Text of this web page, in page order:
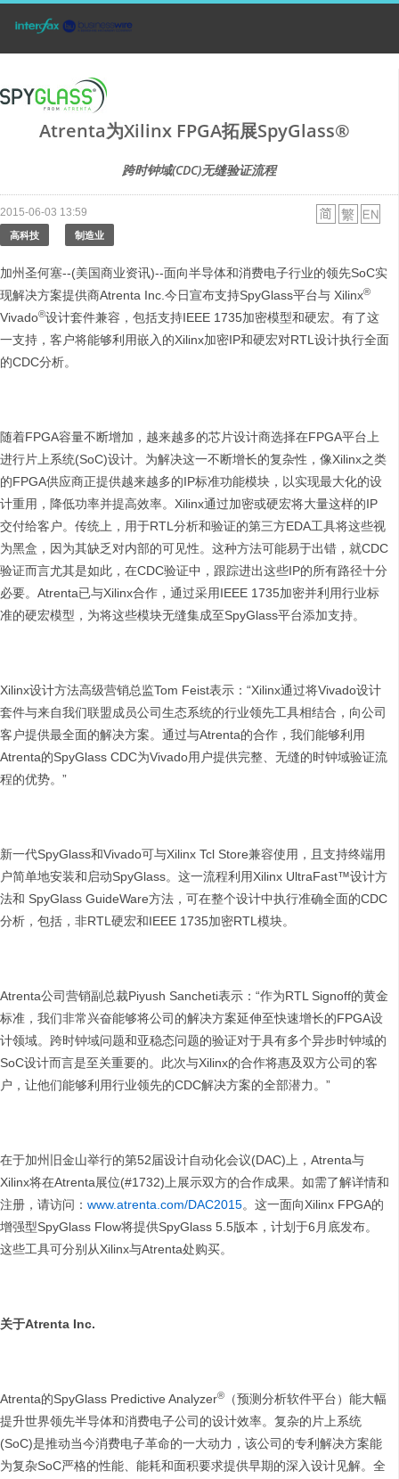
Atrenta为Xilinx FPGA拓展SpyGlass®
跨时钟域(CDC)无缝验证流程
2015-06-03 13:59
高科技 制造业
加州圣何塞--(美国商业资讯)--面向半导体和消费电子行业的领先SoC实
现解决方案提供商Atrenta Inc.今日宣布支持SpyGlass平台与 Xilinx®
Vivado®设计套件兼容，包括支持IEEE 1735加密模型和硬宏。有了这
一支持，客户将能够利用嵌入的Xilinx加密IP和硬宏对RTL设计执行全面
的CDC分析。
随着FPGA容量不断增加，越来越多的芯片设计商选择在FPGA平台上
进行片上系统(SoC)设计。为解决这一不断增长的复杂性，像Xilinx之类
的FPGA供应商正提供越来越多的IP标准功能模块，以实现最大化的设
计重用，降低功率并提高效率。Xilinx通过加密或硬宏将大量这样的IP
交付给客户。传统上，用于RTL分析和验证的第三方EDA工具将这些视
为黑盒，因为其缺乏对内部的可见性。这种方法可能易于出错，就CDC
验证而言尤其是如此，在CDC验证中，跟踪进出这些IP的所有路径十分
必要。Atrenta已与Xilinx合作，通过采用IEEE 1735加密并利用行业标
准的硬宏模型，为将这些模块无缝集成至SpyGlass平台添加支持。
Xilinx设计方法高级营销总监Tom Feist表示：“Xilinx通过将Vivado设计
套件与来自我们联盟成员公司生态系统的行业领先工具相结合，向公司
客户提供最全面的解决方案。通过与Atrenta的合作，我们能够利用
Atrenta的SpyGlass CDC为Vivado用户提供完整、无缝的时钟域验证流
程的优势。”
新一代SpyGlass和Vivado可与Xilinx Tcl Store兼容使用，且支持终端用
户简单地安装和启动SpyGlass。这一流程利用Xilinx UltraFast™设计方
法和 SpyGlass GuideWare方法，可在整个设计中执行准确全面的CDC
分析，包括，非RTL硬宏和IEEE 1735加密RTL模块。
Atrenta公司营销副总裁Piyush Sancheti表示：“作为RTL Signoff的黄金
标准，我们非常兴奋能够将公司的解决方案延伸至快速增长的FPGA设
计领域。跨时钟域问题和亚稳态问题的验证对于具有多个异步时钟域的
SoC设计而言是至关重要的。此次与Xilinx的合作将惠及双方公司的客
户，让他们能够利用行业领先的CDC解决方案的全部潜力。”
在于加州旧金山举行的第52届设计自动化会议(DAC)上，Atrenta与
Xilinx将在Atrenta展位(#1732)上展示双方的合作成果。如需了解详情和
注册，请访问： www.atrenta.com/DAC2015。这一面向Xilinx FPGA的
增强型SpyGlass Flow将提供SpyGlass 5.5版本，计划于6月底发布。
这些工具可分别从Xilinx与Atrenta处购买。
关于Atrenta Inc.
Atrenta的SpyGlass Predictive Analyzer®
（预测分析软件平台）能大幅
提升世界领先半导体和消费电子公司的设计效率。复杂的片上系统
(SoC)是推动当今消费电子革命的一大动力，该公司的专利解决方案能
为复杂SoC严格的性能、能耗和面积要求提供早期的深入设计见解。全